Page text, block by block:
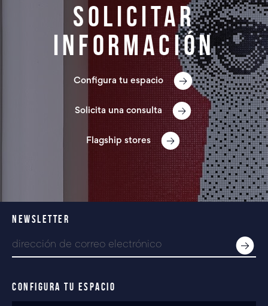
Solicitar
información
Configura tu espacio
Solicita una consulta
Flagship stores
NEWSLETTER
CONFIGURA TU ESPACIO